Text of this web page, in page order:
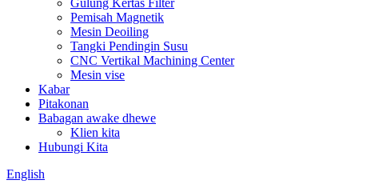
Gulung Kertas Filter
Pemisah Magnetik
Mesin Deoiling
Tangki Pendingin Susu
CNC Vertikal Machining Center
Mesin vise
Kabar
Pitakonan
Babagan awake dhewe
Klien kita
Hubungi Kita
English